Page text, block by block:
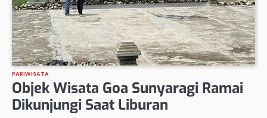
PARIWISATA
Objek Wisata Goa Sunyaragi Ramai
Dikunjungi Saat Liburan